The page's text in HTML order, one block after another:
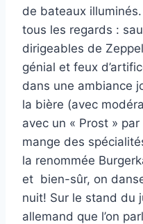
de bateaux
tous les regards :
dirigeables de
génial et feux
dans une ambiance
la bière (avec
avec un « Prost »
mange des
la renommée
et bien-sûr, on
nuit! Sur le stand du
allemand que l’on